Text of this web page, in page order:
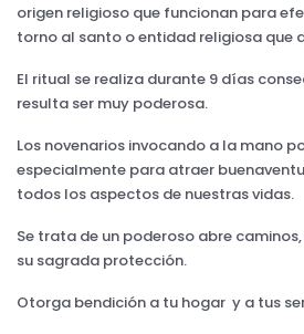
origen religioso que funcionan para
torno al santo o entidad religiosa que
El ritual se realiza durante 9 días
resulta ser muy poderosa.
Los novenarios invocando a la mano
especialmente para atraer
todos los aspectos de nuestras vidas.
Se trata de un poderoso abre
su sagrada protección.
Otorga bendición a tu hogar y a tus